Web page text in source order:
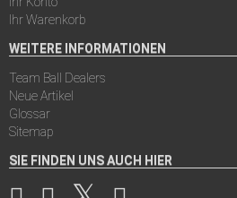
Ihr Warenkorb
WEITERE INFORMATIONEN
Team Ball Dealers
Neue Artikel
Glossar
Sitemap
SIE FINDEN UNS AUCH HIER